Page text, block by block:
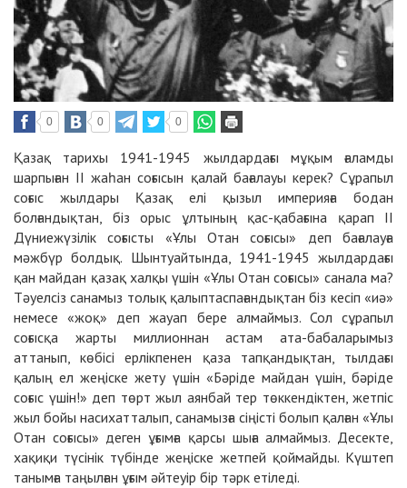
0 0 0
Қазақ тарихы 1941-1945 жылдардағы мұқым ғаламды
шарпыған ІІ жаһан соғысын қалай бағалауы керек? Сұрапыл
соғыс жылдары Қазақ елі қызыл империяға бодан
болғандықтан, біз орыс ұлтының қас-қабағына қарап ІІ
Дүниежүзілік соғысты «Ұлы Отан соғысы» деп бағалауға
мәжбүр болдық. Шынтуайтында, 1941-1945 жылдардағы
қан майдан қазақ халқы үшін «Ұлы Отан соғысы» санала ма?
Тәуелсіз санамыз толық қалыптаспағандықтан біз кесіп «иә»
немесе «жоқ» деп жауап бере алмаймыз. Сол сұрапыл
соғысқа жарты миллионнан астам ата-бабаларымыз
аттанып, көбісі ерлікпенен қаза тапқандықтан, тылдағы
қалың ел жеңіске жету үшін «Бәріде майдан үшін, бәріде
соғыс үшін!» деп төрт жыл аянбай тер төккендіктен, жетпіс
жыл бойы насихатталып, санамызға сіңісті болып қалған «Ұлы
Отан соғысы» деген ұғымға қарсы шыға алмаймыз. Десекте,
хақиқи түсінік түбінде жеңіске жетпей қоймайды. Күштеп
танымға таңылған ұғым әйтеуір бір тәрк етіледі.